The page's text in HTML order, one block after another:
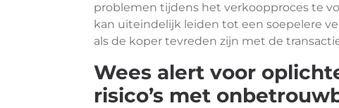
problemen tijdens het verkoopproces te
kan uiteindelijk leiden tot een soepelere
als de koper tevreden zijn met de
Wees alert voor
risico’s met